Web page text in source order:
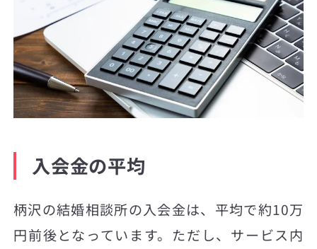
入会金の平均
柄沢の結婚相談所の入会金は、平均で約10万
円前後となっています。ただし、サービス内